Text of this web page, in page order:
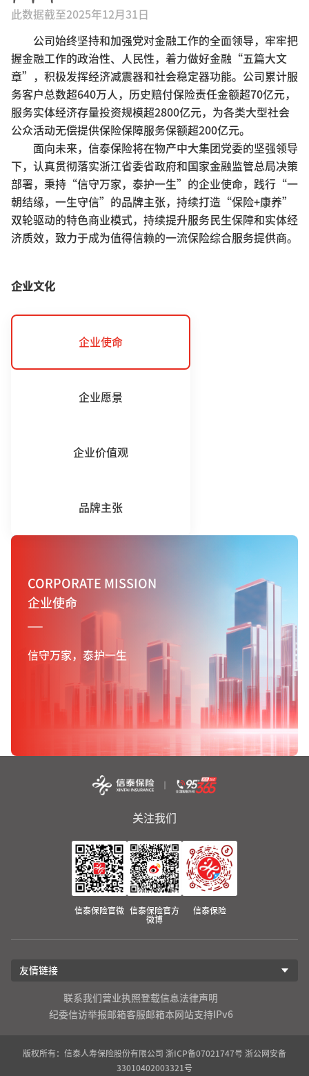
此数据截至2025年12月31日
公司始终坚持和加强党对金融工作的全面领导，牢牢把
握金融工作的政治性、人民性，着力做好金融“五篇大文
章”，积极发挥经济减震器和社会稳定器功能。公司累计服
务客户总数超640万人，历史赔付保险责任金额超70亿元，
服务实体经济存量投资规模超2800亿元，为各类大型社会
公众活动无偿提供保险保障服务保额超200亿元。
面向未来，信泰保险将在物产中大集团党委的坚强领导
下，认真贯彻落实浙江省委省政府和国家金融监管总局决策
部署，秉持“信守万家，泰护一生”的企业使命，践行“一
朝结缘，一生守信”的品牌主张，持续打造“保险+康养”
双轮驱动的特色商业模式，持续提升服务民生保障和实体经
企业文化
企业使命
企业愿景
企业价值观
品牌主张
CORPORATE MISSION
企业使命
信守万家，泰护一生
关注我们
信泰保险官微
信泰保险官方
微博
信泰保险
友情链接
联系我们 营业执照登载信息 法律声明
纪委信访举报邮箱客服邮箱本网站支持IPv6
版权所有：信泰人寿保险股份有限公司 浙ICP备07021747号 浙公网安备
33010402003321号